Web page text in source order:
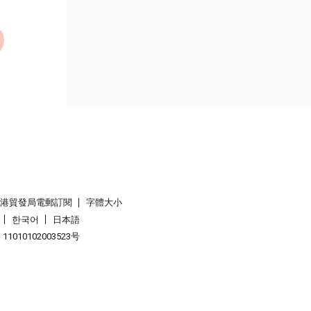
貿發局電郵訂閱
字體大小
한국어
日本語
号